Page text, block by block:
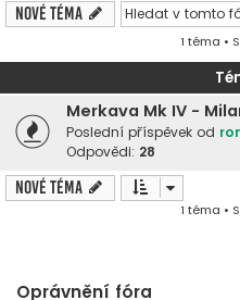
Nové téma
1 téma •
Merkava Mk IV -
Poslední příspěvek od
Odpovědi: 28
Nové téma
1 téma •
Oprávnění fóra